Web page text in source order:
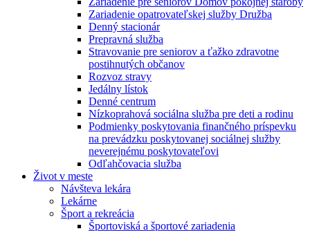
Zariadenie opatrovateľskej služby Družba
Denný stacionár
Prepravná služba
Stravovanie pre seniorov a ťažko zdravotne
postihnutých občanov
Rozvoz stravy
Jedálny lístok
Denné centrum
Nízkoprahová sociálna služba pre deti a rodinu
Podmienky poskytovania finančného príspevku
na prevádzku poskytovanej sociálnej služby
neverejnému poskytovateľovi
Odľahčovacia služba
Život v meste
Návšteva lekára
Lekárne
Šport a rekreácia
Športoviská a športové zariadenia